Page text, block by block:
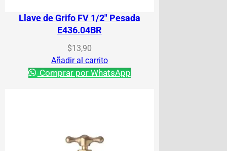
Llave de Grifo FV 1/2″ Pesada
E436.04BR
$13,90
Añadir al carrito
Comprar por WhatsApp